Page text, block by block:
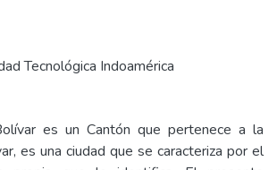
Tecnológica Indoamérica
es un Cantón que pertenece a la
es una ciudad que se caracteriza por el